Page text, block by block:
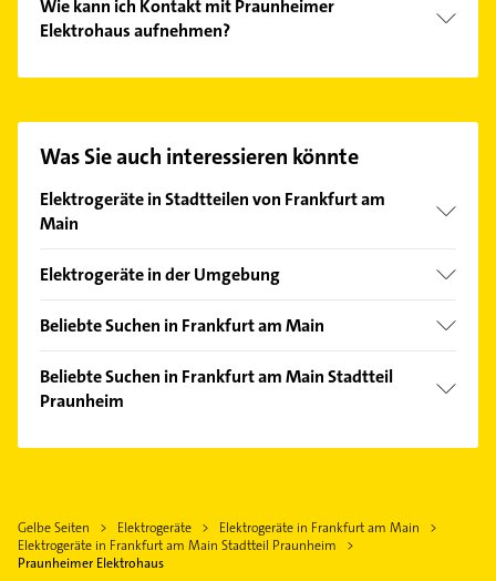
Wie kann ich Kontakt mit Praunheimer
Elektrohaus aufnehmen?
finden Sie alleKontaktdaten.
Was Sie auch interessieren könnte
Elektrogeräte in Stadtteilen von Frankfurt am
Main
Fechenheim
Innenstadt
Ostend
Elektrogeräte in der Umgebung
Eschborn Taunus
Oberursel (Taunus)
Bad Homburg v. d. Höhe
Neu-Isenburg
Friedrichsdorf Taunus
Beliebte Suchen in Frankfurt am Main
Elektroinstallation
Elektriker
Heizungsbauer
Heizungsfirmen
Beliebte Suchen in Frankfurt am Main Stadtteil
Praunheim
Fensterbauer
Fenster
Gelbe Seiten Elektrogeräte
Elektrogeräte in Frankfurt am Main
Elektrogeräte in Frankfurt am Main Stadtteil Praunheim
Praunheimer Elektrohaus